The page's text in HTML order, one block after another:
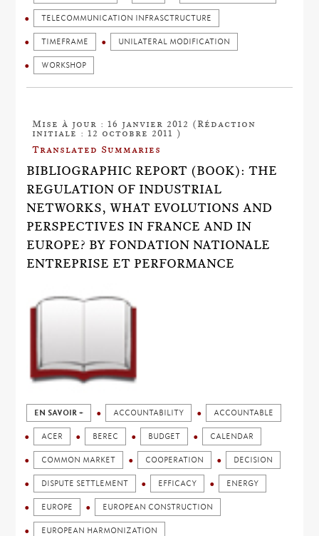
TELECOMMUNICATION INFRASCTRUCTURE
TIMEFRAME UNILATERAL MODIFICATION
WORKSHOP
Mise à jour : 16 janvier 2012 (Rédaction
initiale : 12 octobre 2011 )
Translated Summaries
BIBLIOGRAPHIC REPORT (BOOK): THE
REGULATION OF INDUSTRIAL
NETWORKS, WHAT EVOLUTIONS AND
PERSPECTIVES IN FRANCE AND IN
EUROPE? BY FONDATION NATIONALE
ENTREPRISE ET PERFORMANCE
EN SAVOIR + ACCOUNTABILITY ACCOUNTABLE
ACER BEREC BUDGET CALENDAR
COMMON MARKET COOPERATION DECISION
DISPUTE SETTLEMENT EFFICACY ENERGY
EUROPE EUROPEAN CONSTRUCTION
EUROPEAN HARMONIZATION